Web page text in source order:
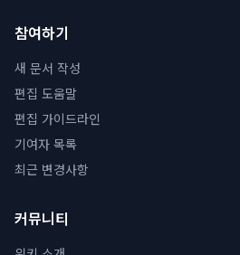
참여하기
새 문서 작성
편집 도움말
편집 가이드라인
기여자 목록
최근 변경사항
커뮤니티